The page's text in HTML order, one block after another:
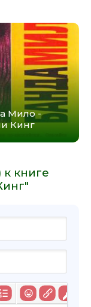
Мило -
Кинг
книге